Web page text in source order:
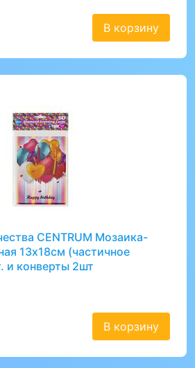
В корзину
CENTRUM Мозаика-
13x18см (частичное
и конверты 2шт
В корзину